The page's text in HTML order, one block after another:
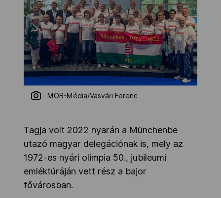
MOB-Média/Vasvári Ferenc
Tagja volt 2022 nyarán a Münchenbe
utazó magyar delegációnak is, mely az
1972-es nyári olimpia 50., jubileumi
emléktúráján vett rész a bajor
fővárosban.